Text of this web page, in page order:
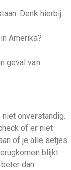
Denk hierbij
Amerika?
geval van
onverstandig.
of er niet
of je alle setjes
blijkt
dan